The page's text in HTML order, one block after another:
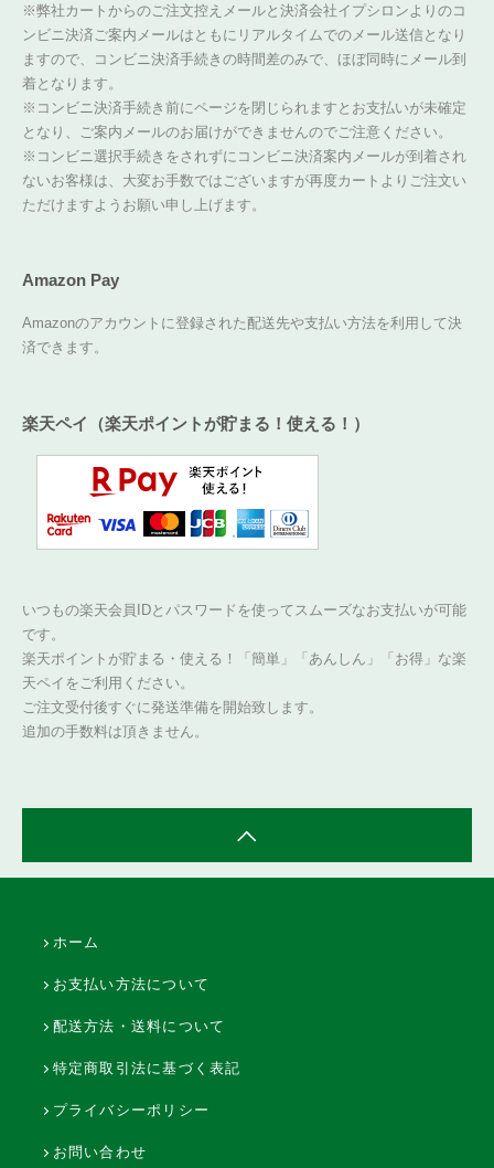
※弊社カートからのご注文控えメールと決済会社イプシロンよりのコ
ンビニ決済ご案内メールはともにリアルタイムでのメール送信となり
ますので、コンビニ決済手続きの時間差のみで、ほぼ同時にメール到
着となります。
※コンビニ決済手続き前にページを閉じられますとお支払いが未確定
となり、ご案内メールのお届けができませんのでご注意ください。
※コンビニ選択手続きをされずにコンビニ決済案内メールが到着され
ないお客様は、大変お手数ではございますが再度カートよりご注文い
ただけますようお願い申し上げます。
Amazon Pay
Amazonのアカウントに登録された配送先や支払い方法を利用して決
済できます。
楽天ペイ（楽天ポイントが貯まる！使える！）
いつもの楽天会員IDとパスワードを使ってスムーズなお支払いが可能
です。
楽天ポイントが貯まる・使える！「簡単」「あんしん」「お得」な楽
天ペイをご利用ください。
ご注文受付後すぐに発送準備を開始致します。
追加の手数料は頂きません。
ホーム
お支払い方法について
配送方法・送料について
特定商取引法に基づく表記
プライバシーポリシー
お問い合わせ